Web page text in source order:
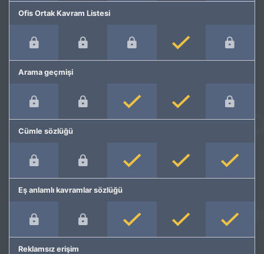
Ofis Ortak Kavram Listesi
Arama geçmişi
Cümle sözlüğü
Eş anlamlı kavramlar sözlüğü
Reklamsız erişim